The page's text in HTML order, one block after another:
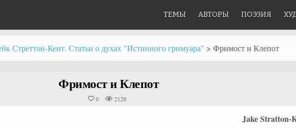
ТЕМЫ АВТОРЫ ПОЭЗИЯ
Стреттон-Кент. Статьи о духах "Истинного гримуара" > Фримост и Клепот
Фримост и Клепот
0 2128
Jake Stratton-